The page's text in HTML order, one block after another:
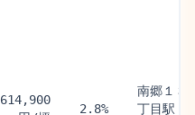
614,900
2.8%
南郷１３
丁目駅